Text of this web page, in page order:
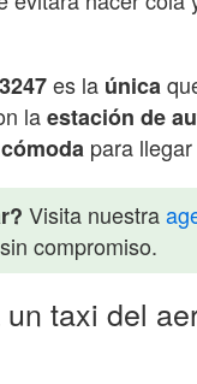
es la única
laestación de
cómoda para
Visita nuestra
compromiso.
taxi del